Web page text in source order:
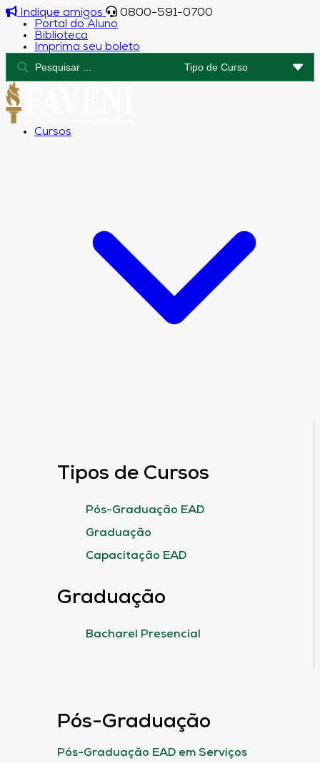
Indique amigos
0800-591-0700
Portal do Aluno
Biblioteca
Imprima seu boleto
Cursos
Tipos de Cursos
Pós-Graduação EAD
Graduação
Capacitação EAD
Graduação
Bacharel Presencial
Pós-Graduação
Pós-Graduação EAD em Serviços